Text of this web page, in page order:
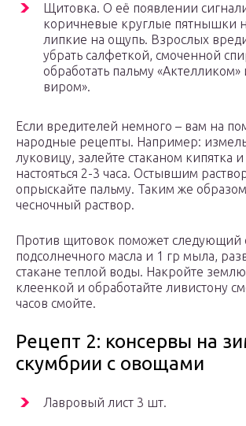
Щитовка. О её появлении
коричневые круглые пятнышки
липкие на ощупь. Взрослых
убрать салфеткой, смоченной
обработать пальму «Актелликом»
виром».
Если вредителей немного – вам на
народные рецепты. Например:
луковицу, залейте стаканом кипятка и
настояться 2-3 часа. Остывшим
опрыскайте пальму. Таким же образом
чесночный раствор.
Против щитовок поможет следующий
подсолнечного масла и 1 гр мыла,
стакане теплой воды. Накройте
клеенкой и обработайте ливистону
часов смойте.
Рецепт 2: консервы на
скумбрии с овощами
Лавровый лист 3 шт.